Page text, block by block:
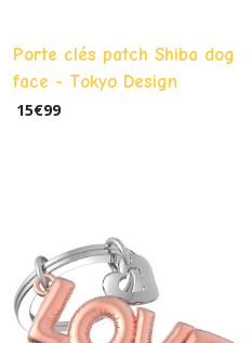
Porte clés patch Shiba dog
face - Tokyo Design
15€99